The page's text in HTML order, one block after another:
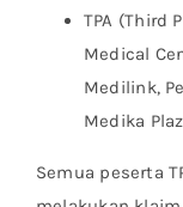
TPA (Third
Medical
Medilink,
Medika
Semua peserta